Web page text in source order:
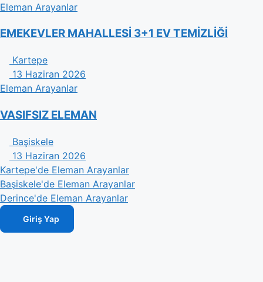
Eleman Arayanlar
EMEKEVLER MAHALLESİ 3+1 EV TEMİZLİĞİ
Kartepe
13 Haziran 2026
Eleman Arayanlar
VASIFSIZ ELEMAN
Başiskele
13 Haziran 2026
Kartepe'de Eleman Arayanlar
Başiskele'de Eleman Arayanlar
Derince'de Eleman Arayanlar
Giriş Yap